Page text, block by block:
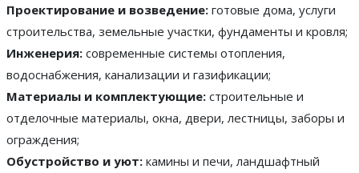
Проектирование и возведение: готовые дома, услуги
строительства, земельные участки, фундаменты и кровля;
Инженерия: современные системы отопления,
водоснабжения, канализации и газификации;
Материалы и комплектующие: строительные и
отделочные материалы, окна, двери, лестницы, заборы и
ограждения;
Обустройство и уют: камины и печи, ландшафтный